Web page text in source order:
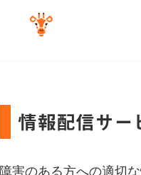
情報配信サー
障害のある方への適切